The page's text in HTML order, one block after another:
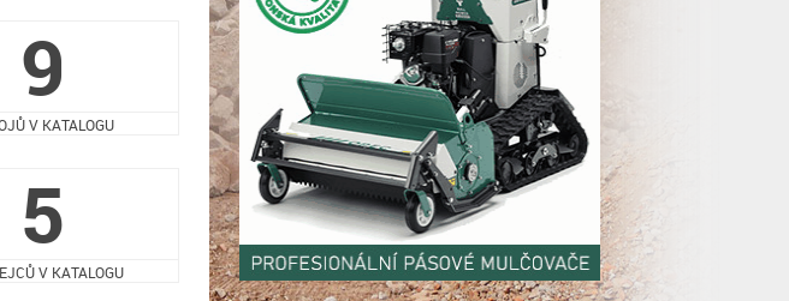
9
V KATALOGU
5
V KATALOGU